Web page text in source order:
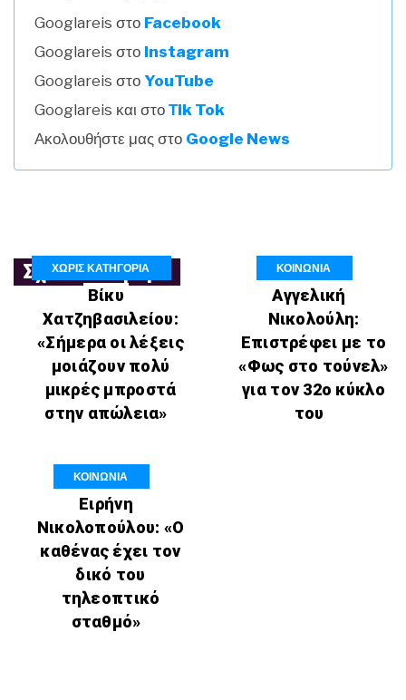
Googlareis στο Facebook
Googlareis στο Instagram
Googlareis στο YouTube
Googlareis και στο Τik Tok
Ακολουθήστε μας στο Google News
Σχετικά Άρθρα
ΧΩΡΊΣ ΚΑΤΗΓΟΡΊΑ
Βίκυ
Χατζηβασιλείου:
«Σήμερα οι λέξεις
μοιάζουν πολύ
μικρές μπροστά
στην απώλεια»
ΚΟΙΝΩΝΙΑ
Αγγελική
Νικολούλη:
Επιστρέφει με το
«Φως στο τούνελ»
για τον 32ο κύκλο
του
ΚΟΙΝΩΝΙΑ
Ειρήνη
Νικολοπούλου: «Ο
καθένας έχει τον
δικό του
τηλεοπτικό
σταθμό»